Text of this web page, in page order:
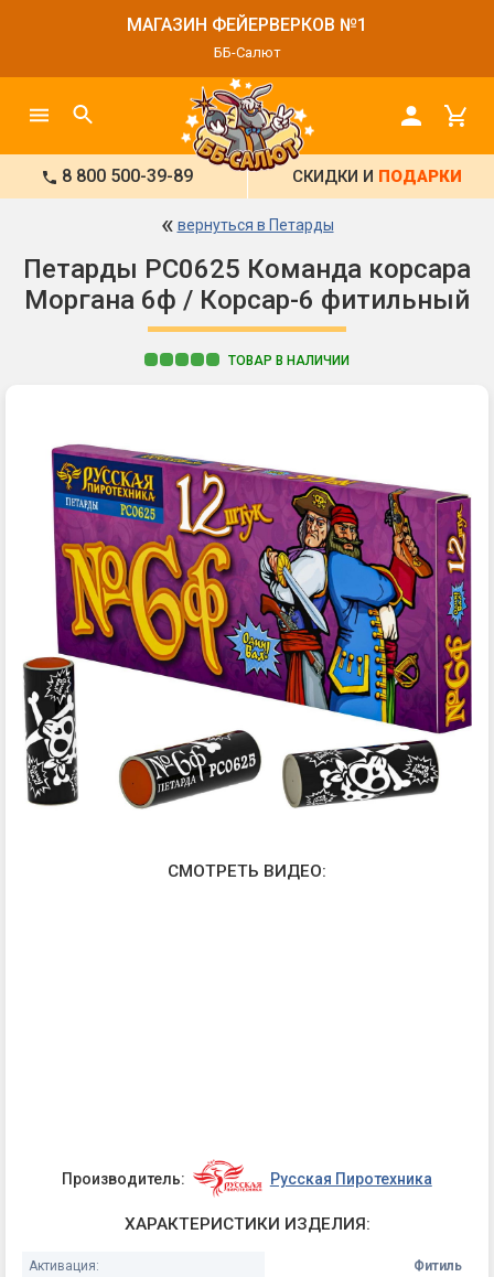
МАГАЗИН ФЕЙЕРВЕРКОВ №1
ББ-Салют
8 800 500-39-89 СКИДКИ И ПОДАРКИ
« вернуться в Петарды
Петарды РС0625 Команда корсара
Моргана 6ф / Корсар-6 фитильный
ТОВАР В НАЛИЧИИ
СМОТРЕТЬ ВИДЕО:
Производитель: Русская Пиротехника
ХАРАКТЕРИСТИКИ ИЗДЕЛИЯ:
Активация:
Фитиль